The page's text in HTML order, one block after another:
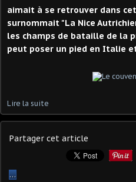
aimait à se retrouver dans
surnommait "La Nice
les champs de bataille de la
peut poser un pied en Italie
Lire la suite
Partager cet article
…